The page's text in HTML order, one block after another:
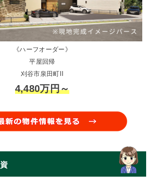
《ハーフオーダー》
平屋回帰
刈谷市泉田町II
4,480万円～